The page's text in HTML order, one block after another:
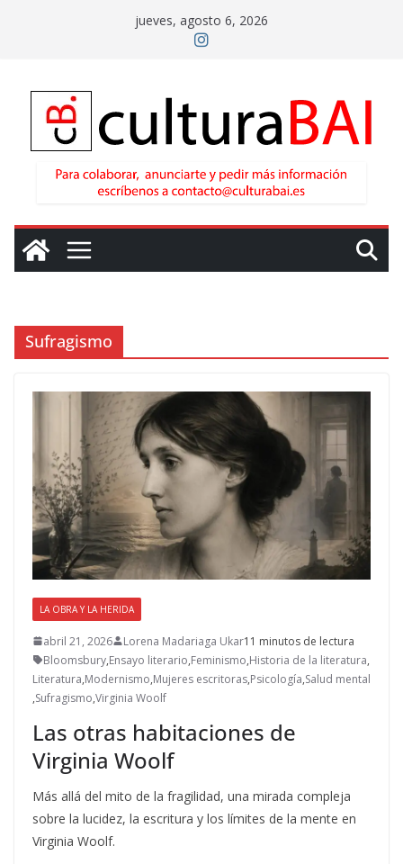
jueves, agosto 6, 2026
Sufragismo
LA OBRA Y LA HERIDA
abril 21, 2026 Lorena Madariaga Ukar11 minutos de lectura
Bloomsbury,Ensayo literario,Feminismo,Historia de la literatura,
Literatura,Modernismo,Mujeres escritoras,Psicología,Salud mental
,Sufragismo,Virginia Woolf
Las otras habitaciones de
Virginia Woolf
Más allá del mito de la fragilidad, una mirada compleja
sobre la lucidez, la escritura y los límites de la mente en
Virginia Woolf.